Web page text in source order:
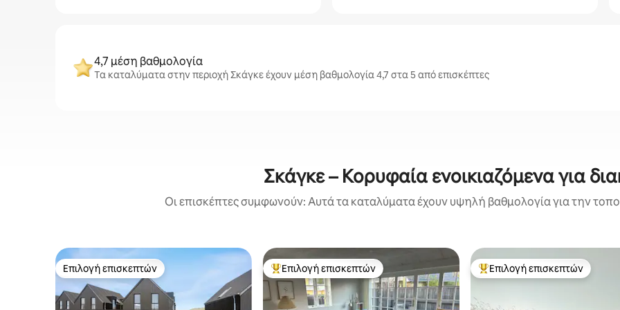
4,7 μέση βαθμολογία
Τα καταλύματα στην περιοχή Σκάγκε έχουν μέση βαθμολογία 4,7 στα 5 από επισκέπτες
Σκάγκε – Κορυφαία ενοικιαζόμενα για
Οι επισκέπτες συμφωνούν: Αυτά τα καταλύματα έχουν υψηλή βαθμολογία για την
Επιλογή επισκεπτών
Επιλογή επισκεπτών Κορυφαία επιλογή επισκεπτών
Επιλογή επισκεπτών Κορυφαία επιλογή επισκεπτών
Επιλογή επισκεπτών